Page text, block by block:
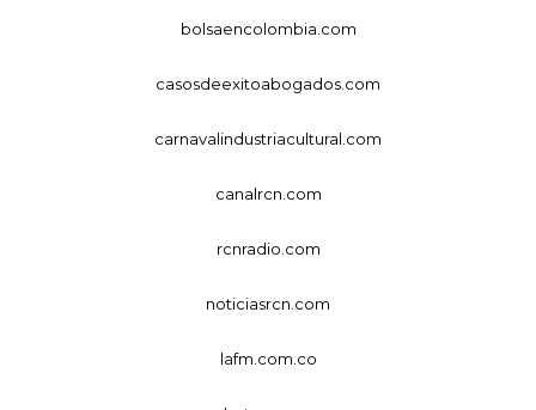
bolsaencolombia.com
casosdeexitoabogados.com
carnavalindustriacultural.com
canalrcn.com
rcnradio.com
noticiasrcn.com
lafm.com.co